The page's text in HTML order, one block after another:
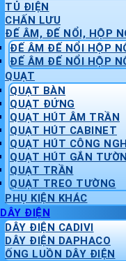
TỦ ĐIỆN
CHẤN LƯU
ĐẾ ÂM, ĐẾ NỔI, HỘP
ĐẾ ÂM ĐẾ NỔI HỘP
ĐẾ ÂM ĐẾ NỔI HỘP
QUẠT
QUẠT BÀN
QUẠT ĐỨNG
QUẠT HÚT ÂM TRẦN
QUẠT HÚT CABINET
QUẠT HÚT CÔNG
QUẠT HÚT GẮN
QUẠT TRẦN
QUẠT TREO TƯỜNG
PHỤ KIỆN KHÁC
DÂY ĐIỆN
DÂY ĐIỆN CADIVI
DÂY ĐIỆN DAPHACO
ỐNG LUỒN DÂY ĐIỆN